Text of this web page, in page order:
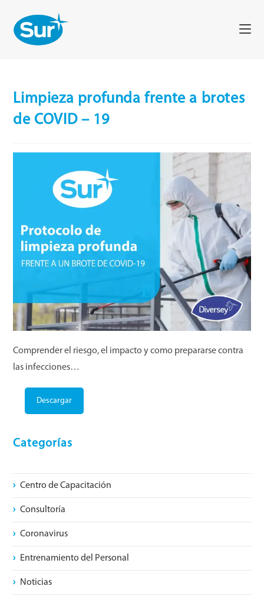
Limpieza profunda frente a brotes
de COVID – 19
Comprender el riesgo, el impacto y como prepararse contra
las infecciones…
Descargar
Categorías
Centro de Capacitación
Consultoría
Coronavirus
Entrenamiento del Personal
Noticias